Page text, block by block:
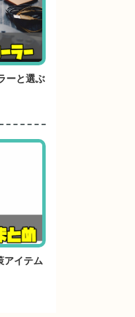
ーと選ぶ
アイテム